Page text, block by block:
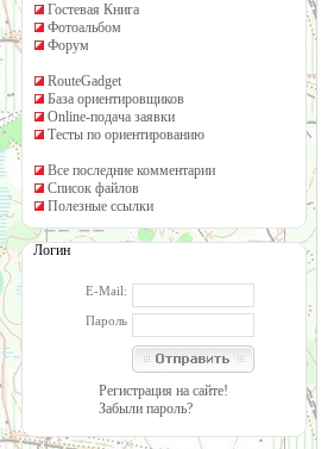
Гостевая Книга
Фотоальбом
Форум
RouteGadget
База ориентировщиков
Online-подача заявки
Тесты по ориентированию
Все последние комментарии
Список файлов
Полезные ссылки
Логин
E-Mail:
Пароль
Регистрация на сайте!
Забыли пароль?